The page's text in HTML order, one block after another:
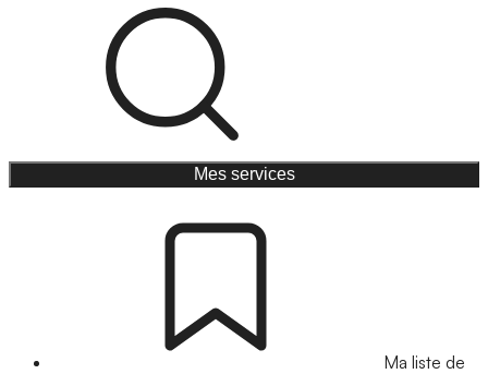
Mes services
Ma liste de